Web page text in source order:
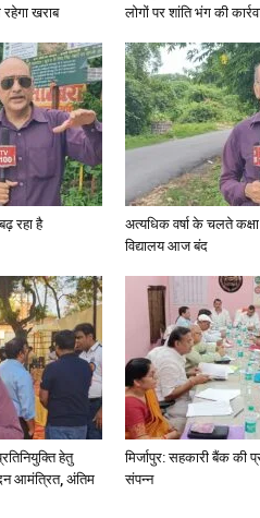
खराब
लोगों पर शांति भंग की
रहा है
अत्यधिक वर्षा के चलते
विद्यालय आज बंद
हेतु
आमंत्रित, अंतिम
मिर्जापुर: सहकारी बैंक की
संपन्न